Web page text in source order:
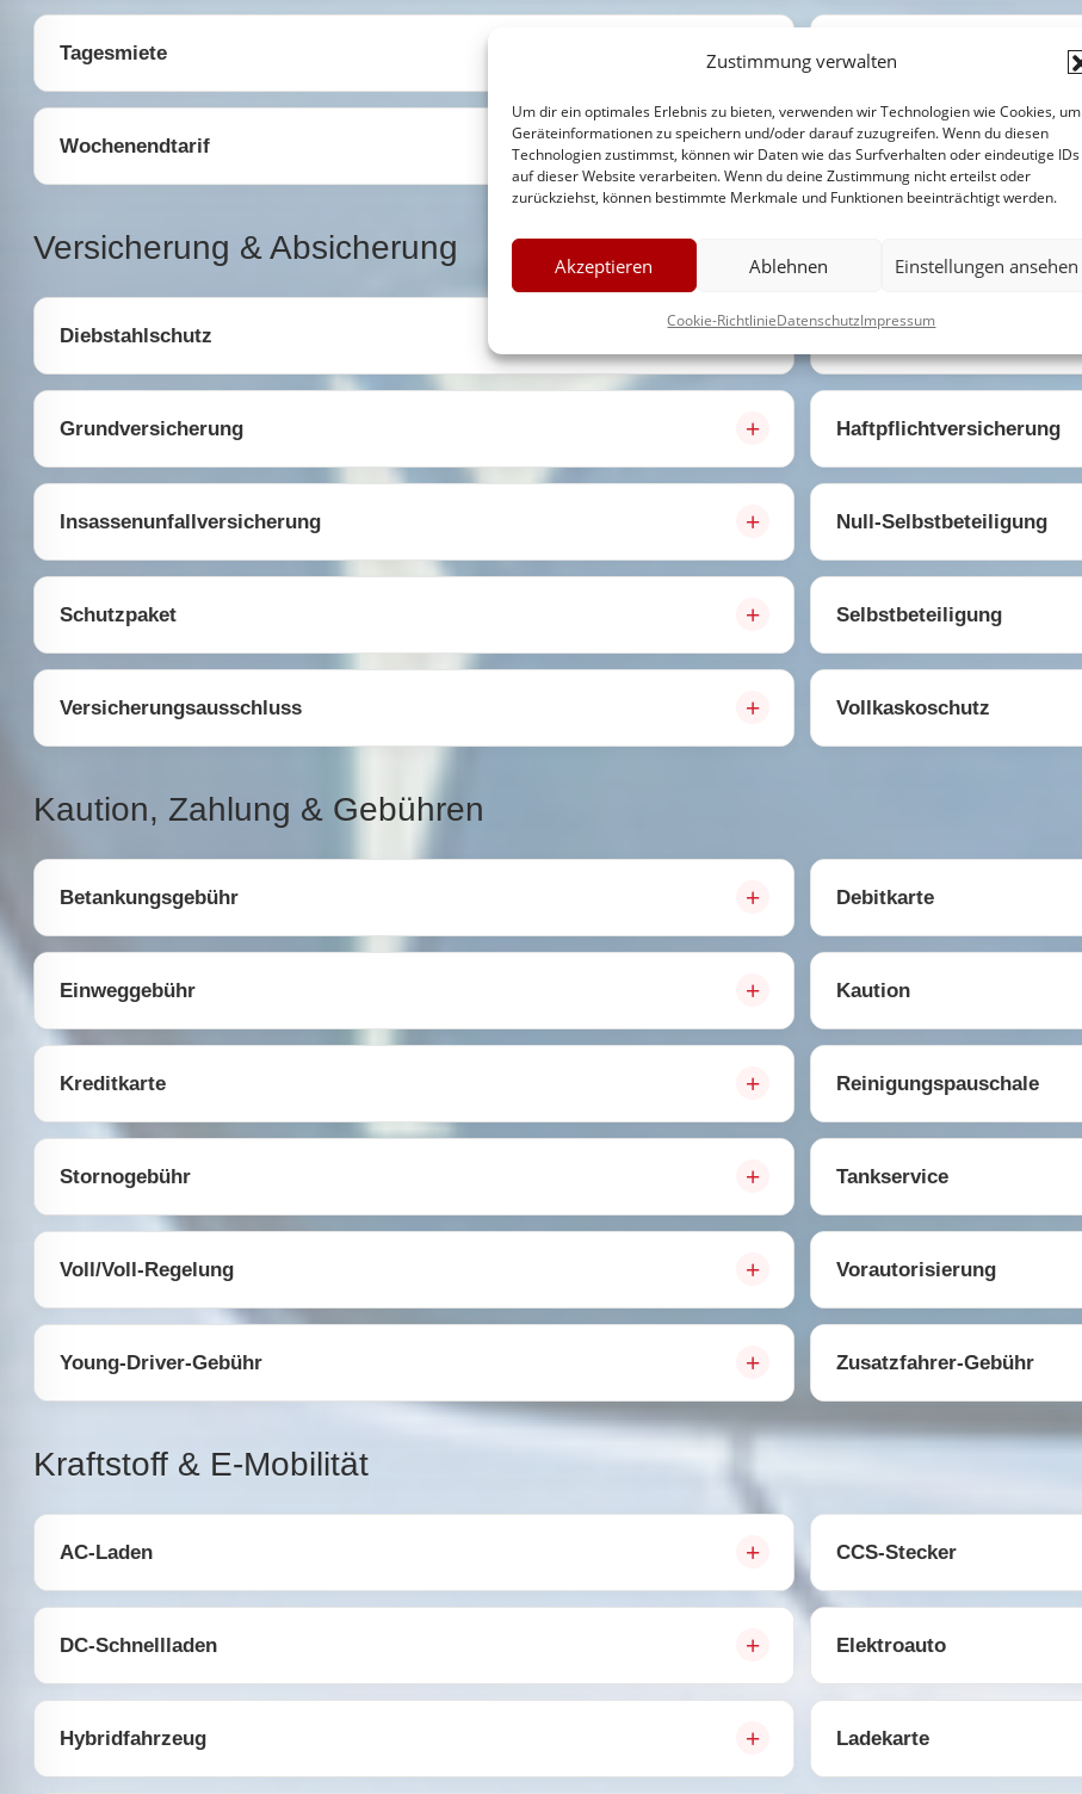
Zustimmung verwalten
Um dir ein optimales Erlebnis zu bieten, verwenden wir Technologien wie Cookies, um
Geräteinformationen zu speichern und/oder darauf zuzugreifen. Wenn du diesen
Technologien zustimmst, können wir Daten wie das Surfverhalten oder eindeutige IDs
auf dieser Website verarbeiten. Wenn du deine Zustimmung nicht erteilst oder
zurückziehst, können bestimmte Merkmale und Funktionen beeinträchtigt werden.
Akzeptieren Ablehnen Einstellungen ansehen
Cookie-RichtlinieDatenschutzImpressum
Tagesmiete Unbegrenzte Kilometer
Wochenendtarif Wochenrate
Versicherung & Absicherung
Diebstahlschutz Glas- und Reifenschutz
Grundversicherung Haftpflichtversicherung
Insassenunfallversicherung Null-Selbstbeteiligung
Schutzpaket Selbstbeteiligung
Versicherungsausschluss Vollkaskoschutz
Kaution, Zahlung & Gebühren
Betankungsgebühr Debitkarte
Einweggebühr Kaution
Kreditkarte Reinigungspauschale
Stornogebühr Tankservice
Voll/Voll-Regelung Vorautorisierung
Young-Driver-Gebühr Zusatzfahrer-Gebühr
Kraftstoff & E-Mobilität
AC-Laden CCS-Stecker
DC-Schnellladen Elektroauto
Hybridfahrzeug Ladekarte